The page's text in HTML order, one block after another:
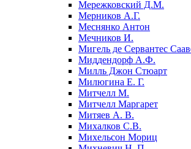
Мережковский Д.М.
Мерников А.Г.
Меснянко Антон
Мечников И.
Мигель де Сервантес
Миддендорф А.Ф.
Милль Джон Стюарт
Милюгина Е. Г.
Митчелл М.
Митчелл Маргарет
Митяев А. В.
Михалков С.В.
Михельсон Мориц